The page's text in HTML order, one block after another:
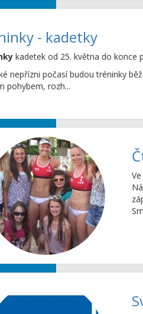
- kadetky
kadetek od 25. května do konce
nepřízni počasí budou tréninky
pohybem, rozh...
Ve